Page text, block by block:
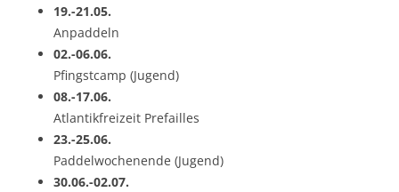
19.-21.05.
Anpaddeln
02.-06.06.
Pfingstcamp (Jugend)
08.-17.06.
Atlantikfreizeit Prefailles
23.-25.06.
Paddelwochenende (Jugend)
30.06.-02.07.